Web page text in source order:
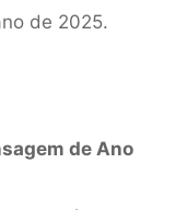
de 2025.
de Ano